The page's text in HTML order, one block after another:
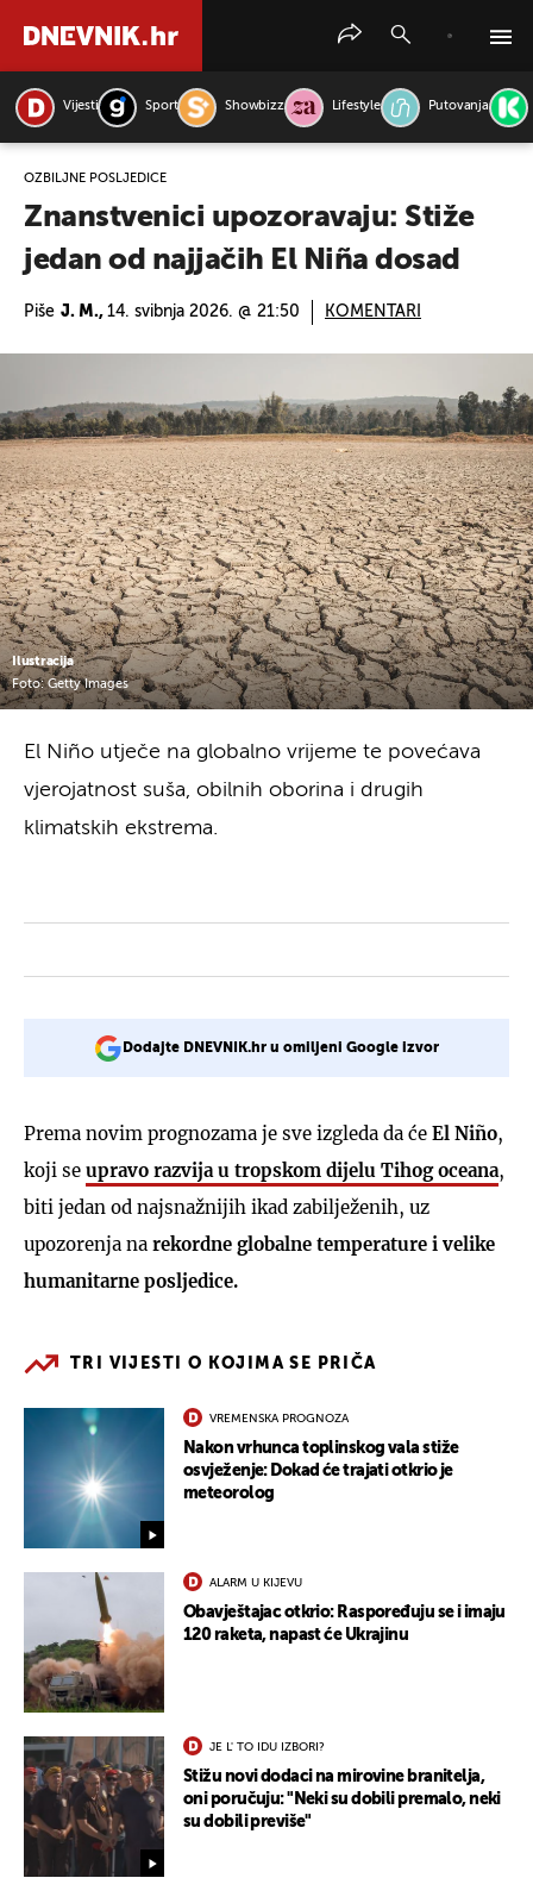
Vijesti Sport Showbizz Lifestyle Putovanja
OZBILJNE POSLJEDICE
Znanstvenici upozoravaju: Stiže
jedan od najjačih El Niña dosad
Piše J. M., 14. svibnja 2026. @ 21:50 KOMENTARI
Ilustracija
Foto: Getty Images
El Niño utječe na globalno vrijeme te povećava
vjerojatnost suša, obilnih oborina i drugih
klimatskih ekstrema.
Dodajte DNEVNIK.hr u omiljeni Google izvor
Prema novim prognozama je sve izgleda da će El Niño,
koji se upravo razvija u tropskom dijelu Tihog oceana,
biti jedan od najsnažnijih ikad zabilježenih, uz
upozorenja na rekordne globalne temperature i velike
humanitarne posljedice.
TRI VIJESTI O KOJIMA SE PRIČA
VREMENSKA PROGNOZA
Nakon vrhunca toplinskog vala stiže
osvježenje: Dokad će trajati otkrio je
meteorolog
ALARM U KIJEVU
Obavještajac otkrio: Raspoređuju se i imaju
120 raketa, napast će Ukrajinu
JE L' TO IDU IZBORI?
Stižu novi dodaci na mirovine branitelja,
oni poručuju: "Neki su dobili premalo, neki
su dobili previše"
PRETRAŽITE VIJESTI